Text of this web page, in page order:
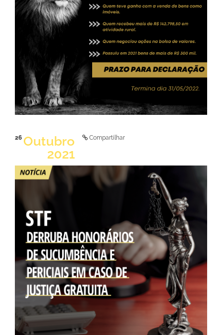
26 Outubro
2021
Compartilhar